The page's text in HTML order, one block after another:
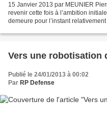
15 Janvier 2013 par MEUNIER
revenir cette fois à l’ambition
demeure pour l’instant
Vers une robotisation
Publié le 24/01/2013 à 00:02
Par RP Defense